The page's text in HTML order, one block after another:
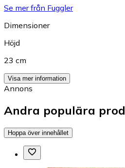
Se mer från Fuggler
Dimensioner
Höjd
23 cm
Visa mer information
Annons
Andra populära
Hoppa över innehållet